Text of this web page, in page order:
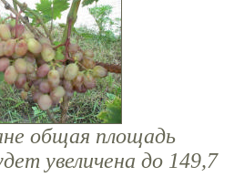
общая площадь
увеличена до 149,7